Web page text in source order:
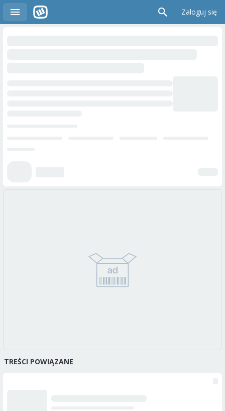
Zaloguj się
TREŚCI POWIĄZANE